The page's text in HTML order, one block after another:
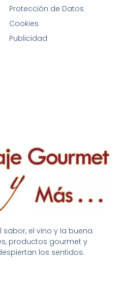
el vino y la buena
productos gourmet y
los sentidos.
Protección de Datos
Cookies
Publicidad